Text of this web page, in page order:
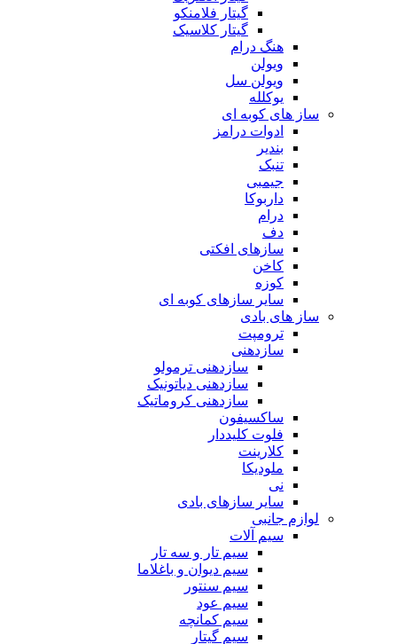
گیتار فلامنکو
گیتار کلاسیک
هنگ درام
ویولن
ویولن سل
یوکلله
ساز های کوبه ای
ادوات درامز
بندیر
تنبک
جیمبی
داربوکا
درام
دف
سازهای افکتی
کاخن
کوزه
سایر سازهای کوبه ای
ساز های بادی
ترومپت
سازدهنی
سازدهنی ترمولو
سازدهنی دیاتونیک
سازدهنی کروماتیک
ساکسیفون
فلوت کلیددار
کلارینت
ملودیکا
نی
سایر سازهای بادی
لوازم جانبی
سیم آلات
سیم تار و سه تار
سیم دیوان و باغلاما
سیم سنتور
سیم عود
سیم کمانچه
سیم گیتار